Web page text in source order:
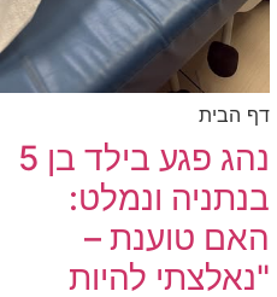
דף הבית
נהג פגע בילד בן 5
בנתניה ונמלט:
האם טוענת –
"נאלצתי להיות